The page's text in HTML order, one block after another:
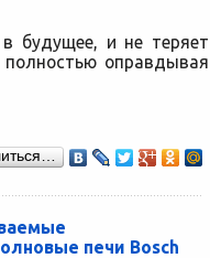
будущее, и не теряет
полностью оправдывая
печи Bosch